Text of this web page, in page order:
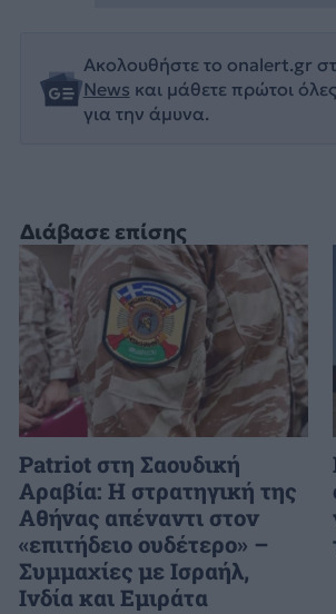
Διάβασε επίσης
Patriot στη Σαουδική
Αραβία: Η στρατηγική της
Αθήνας απέναντι στον
«επιτήδειο ουδέτερο» –
Συμμαχίες με Ισραήλ,
Ινδία και Εμιράτα
Ακολουθήστε το onalert.gr
News και μάθετε πρώτοι όλες
για την άμυνα.